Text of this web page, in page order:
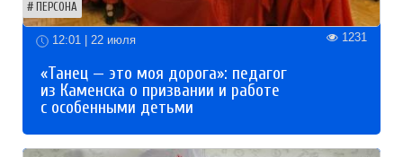
ПЕРСОНА
12:01 | 22 июля 1231
«Танец — это моя дорога»: педагог
из Каменска о призвании и работе
с особенными детьми